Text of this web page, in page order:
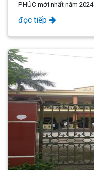
PHÚC mới nhất năm 2024
đọc tiếp